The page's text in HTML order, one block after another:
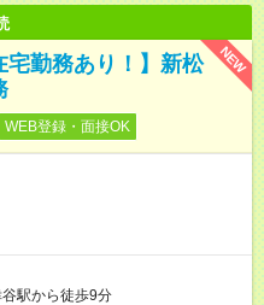
NEW
勤務あり！】新松
WEB登録・面接OK
駅から徒歩9分